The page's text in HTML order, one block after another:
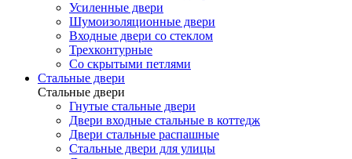
Усиленные двери
Шумоизоляционные двери
Входные двери со стеклом
Трехконтурные
Со скрытыми петлями
Стальные двери
Стальные двери
Гнутые стальные двери
Двери входные стальные в коттедж
Двери стальные распашные
Стальные двери для улицы